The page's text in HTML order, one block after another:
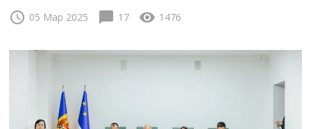
schedule 05 Мар 2025 chat_bubble 17 visibility 1476